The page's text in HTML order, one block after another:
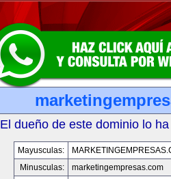
El dueño de este dominio lo
Mayusculas:
Minusculas:
marketingempresas.com